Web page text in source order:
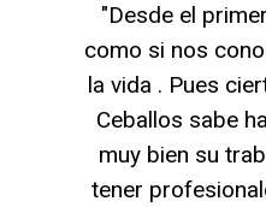
"Desde el
como si nos
la vida . Pues
Ceballos sabe
muy bien su
tener